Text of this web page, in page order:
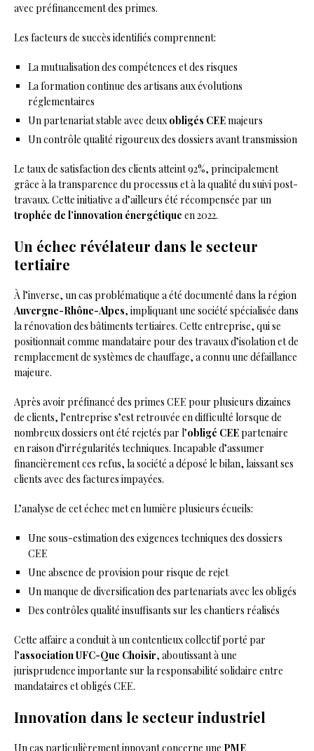
avec préfinancement des primes.
Les facteurs de succès identifiés comprennent:
La mutualisation des compétences et des risques
La formation continue des artisans aux évolutions
réglementaires
Un partenariat stable avec deux obligés CEEmajeurs
Un contrôle qualité rigoureux des dossiers avant transmission
Le taux de satisfaction des clients atteint 92%, principalement
grâce à la transparence du processus et à la qualité du suivi post-
travaux. Cette initiative a d’ailleurs été récompensée par un
trophée de l’innovation énergétique en 2022.
Un échec révélateur dans le secteur
tertiaire
À l’inverse, un cas problématique a été documenté dans la région
Auvergne-Rhône-Alpes, impliquant une société spécialisée dans
la rénovation des bâtiments tertiaires. Cette entreprise, qui se
positionnait comme mandataire pour des travaux d’isolation et de
remplacement de systèmes de chauffage, a connu une défaillance
majeure.
Après avoir préfinancé des primes CEE pour plusieurs dizaines
de clients, l’entreprise s’est retrouvée en difficulté lorsque de
nombreux dossiers ont été rejetés par l’obligé CEEpartenaire
en raison d’irrégularités techniques. Incapable d’assumer
financièrement ces refus, la société a déposé le bilan, laissant ses
clients avec des factures impayées.
L’analyse de cet échec met en lumière plusieurs écueils:
Une sous-estimation des exigences techniques des dossiers
CEE
Une absence de provision pour risque de rejet
Un manque de diversification des partenariats avec les obligés
Des contrôles qualité insuffisants sur les chantiers réalisés
Cette affaire a conduit à un contentieux collectif porté par
l’association UFC-Que Choisir, aboutissant à une
jurisprudence importante sur la responsabilité solidaire entre
mandataires et obligés CEE.
Innovation dans le secteur industriel
Un cas particulièrement innovant concerne une PME